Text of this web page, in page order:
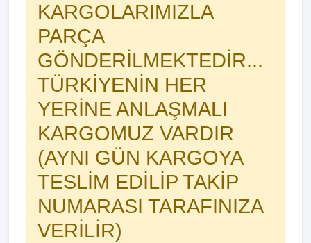
KARGOLARIMIZLA
PARÇA
GÖNDERİLMEKTEDİR...
TÜRKİYENİN HER
YERİNE ANLAŞMALI
KARGOMUZ VARDIR
(AYNI GÜN KARGOYA
TESLİM EDİLİP TAKİP
NUMARASI TARAFINIZA
VERİLİR)